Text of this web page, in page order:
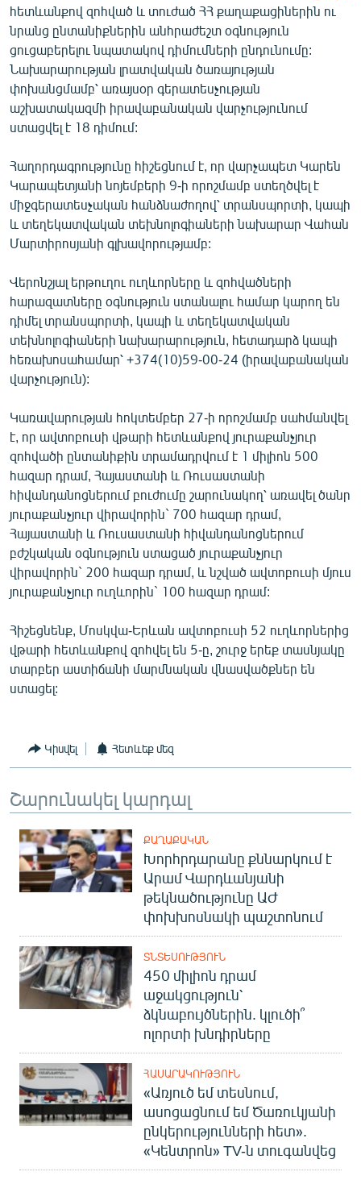
ՁԳՏԵԼՈՎ ԼԱՎԱԳՈՒՅՆԻՆ
ՓՈԴՔԱՍԹ
Հայերեն
English
Русский
ՀԵՏԵՎԵՔ ՄԵԶ
«Ազատության» բոլոր կայքերը
հետևանքով զոհված և տուժած ՀՀ քաղաքացիներին ու
նրանց ընտանիքներին անհրաժեշտ օգնություն
ցուցաբերելու նպատակով դիմումների ընդունումը:
Նախարարության լրատվական ծառայության
փոխանցմամբ՝ առայսօր գերատեսչության
աշխատակազմի իրավաբանական վարչությունում
ստացվել է 18 դիմում:
Հաղորդագրությունը հիշեցնում է, որ վարչապետ Կարեն
Կարապետյանի նոյեմբերի 9-ի որոշմամբ ստեղծվել է
միջգերատեսչական հանձնաժողով՝ տրանսպորտի, կապի
և տեղեկատվական տեխնոլոգիաների նախարար Վահան
Մարտիրոսյանի գլխավորությամբ:
Վերոնշյալ երթուղու ուղևորները և զոհվածների
հարազատները օգնություն ստանալու համար կարող են
դիմել տրանսպորտի, կապի և տեղեկատվական
տեխնոլոգիաների նախարարություն, հետադարձ կապի
հեռախոսահամար՝ +374(10)59-00-24 (իրավաբանական
վարչություն):
Կառավարության հոկտեմբեր 27-ի որոշմամբ սահմանվել
է, որ ավտոբուսի վթարի հետևանքով յուրաքանչյուր
զոհվածի ընտանիքին տրամադրվում է 1 միլիոն 500
հազար դրամ, Հայաստանի և Ռուսաստանի
հիվանդանոցներում բուժումը շարունակող՝ առավել ծանր
յուրաքանչյուր վիրավորին` 700 հազար դրամ,
Հայաստանի և Ռուսաստանի հիվանդանոցներում
բժշկական օգնություն ստացած յուրաքանչյուր
վիրավորին` 200 հազար դրամ, և նշված ավտոբուսի մյուս
յուրաքանչյուր ուղևորին` 100 հազար դրամ:
Հիշեցնենք, Մոսկվա-Երևան ավտոբուսի 52 ուղևորներից
վթարի հետևանքով զոհվել են 5-ը, շուրջ երեք տասնյակը
տարբեր աստիճանի մարմնական վնասվածքներ են
ստացել:
Կիսվել Հետևեք մեզ
Շարունակել կարդալ
ՔԱՂԱՔԱԿԱՆ
Խորհրդարանը քննարկում է
Արամ Վարդևանյանի
թեկնածությունը ԱԺ
փոխխոսնակի պաշտոնում
ՏՆՏԵՍՈՒԹՅՈՒՆ
450 միլիոն դրամ
աջակցություն՝
ձկնաբույծներին. կլուծի՞
ոլորտի խնդիրները
ՀԱՍԱՐԱԿՈՒԹՅՈՒՆ
«Առյուծ եմ տեսնում,
ասոցացնում եմ Ծառուկյանի
ընկերությունների հետ».
«Կենտրոն» TV-ն տուգանվեց